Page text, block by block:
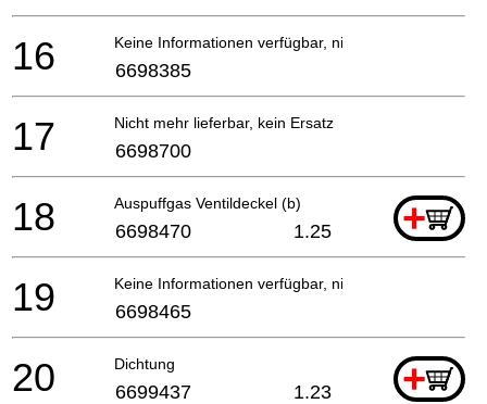
Keine Informationen verfügbar, nicht bestellbar
16 6698385
Nicht mehr lieferbar, kein Ersatz
17 6698700
Auspuffgas Ventildeckel (b) +
18 6698470 1.25
Keine Informationen verfügbar, nicht bestellbar
19 6698465
Dichtung +
20 6699437 1.23